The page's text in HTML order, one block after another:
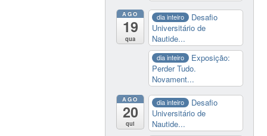
AGO
19
qua
dia inteiro
Desafio
Universitário de
Nautide...
dia inteiro
Exposição:
Perder Tudo.
Novament...
AGO
20
qui
dia inteiro
Desafio
Universitário de
Nautide...